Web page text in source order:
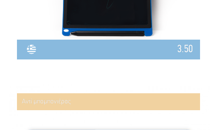
3.50
Αντί μπομπονιέρας